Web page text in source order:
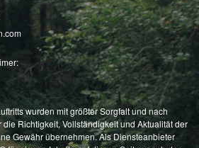
wurden mit größter Sorgfalt und nach
Richtigkeit, Vollständigkeit und Aktualität der
Gewähr übernehmen. Als Diensteanbieter